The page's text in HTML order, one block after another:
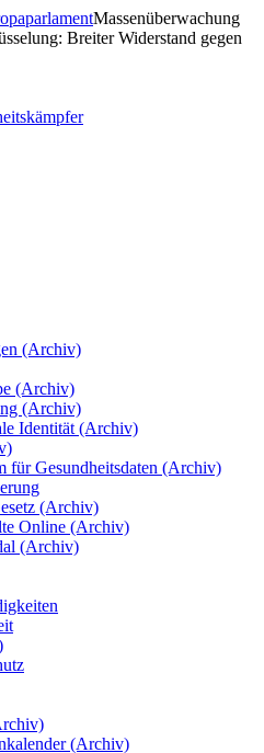
Massenüberwachung
Breiter Widerstand gegen
(Archiv)
(Archiv)
(Archiv)
Identität (Archiv)
für Gesundheitsdaten (Archiv)
(Archiv)
Online (Archiv)
(Archiv)
(Archiv)